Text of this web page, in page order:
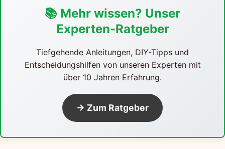
📚 Mehr wissen? Unser
Experten-Ratgeber
Tiefgehende Anleitungen, DIY-Tipps und
Entscheidungshilfen von unseren Experten mit
über 10 Jahren Erfahrung.
→ Zum Ratgeber